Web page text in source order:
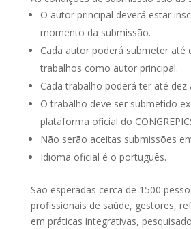
O autor principal deverá estar
momento da submissão.
Cada autor poderá submeter até
trabalhos como autor principal.
Cada trabalho poderá ter até dez
O trabalho deve ser submetido
plataforma oficial do
Não serão aceitas submissões
Idioma oficial é o português.
São esperadas cerca de 1500
profissionais de saúde, gestores,
em práticas integrativas,